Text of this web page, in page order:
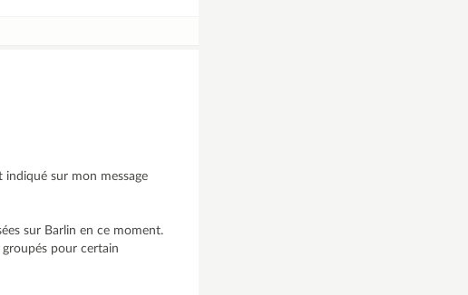
sur mon message
sur Barlin en ce moment.
pour certain